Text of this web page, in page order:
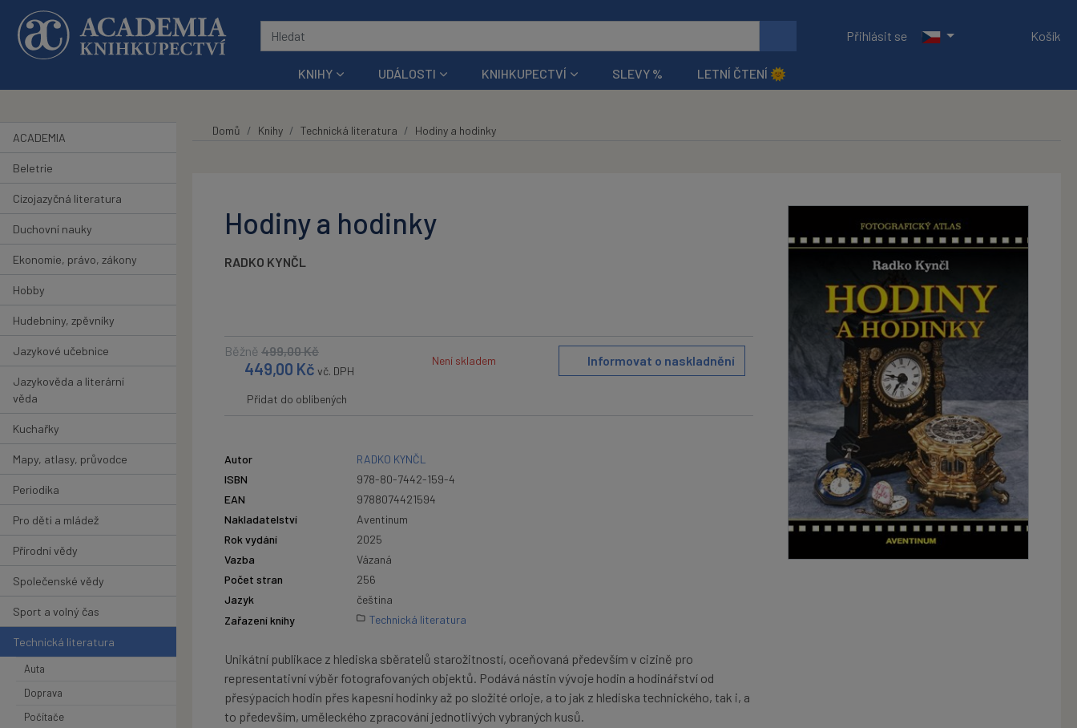
Přeskočit na hlavní obsah
Přihlásit se
Košík
KNIHY UDÁLOSTI KNIHKUPECTVÍ SLEVY % LETNÍ ČTENÍ 🌞
ACADEMIA
Beletrie
Cizojazyčná literatura
Duchovní nauky
Ekonomie, právo, zákony
Hobby
Hudebniny, zpěvníky
Jazykové učebnice
Jazykověda a literární
věda
Kuchařky
Mapy, atlasy, průvodce
Periodika
Pro děti a mládež
Přírodní vědy
Společenské vědy
Sport a volný čas
Technická literatura
Auta
Doprava
Počítače
Domů Knihy Technická literatura Hodiny a hodinky
Hodiny a hodinky
RADKO KYNČL
Běžně 499,00Kč
449,00 Kč vč. DPH
Není skladem Informovat o naskladnění
Přidat do oblíbených
Autor
RADKO KYNČL
ISBN
978-80-7442-159-4
EAN
9788074421594
Nakladatelství
Aventinum
Rok vydání
2025
Vazba
Vázaná
Počet stran
256
Jazyk
čeština
Zařazení knihy
Technická literatura
Unikátní publikace z hlediska sběratelů starožitností, oceňovaná především v cizině pro
representativní výběr fotografovaných objektů. Podává nástin vývoje hodin a hodinářství od
přesýpacích hodin přes kapesní hodinky až po složité orloje, a to jak z hlediska technického, tak i, a
to především, uměleckého zpracování jednotlivých vybraných kusů.